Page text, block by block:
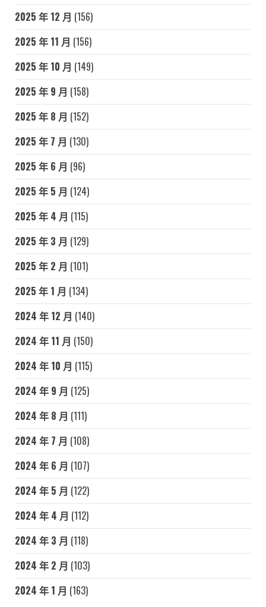
2025 年 12 月 (156)
2025 年 11 月 (156)
2025 年 10 月 (149)
2025 年 9 月 (158)
2025 年 8 月 (152)
2025 年 7 月 (130)
2025 年 6 月 (96)
2025 年 5 月 (124)
2025 年 4 月 (115)
2025 年 3 月 (129)
2025 年 2 月 (101)
2025 年 1 月 (134)
2024 年 12 月 (140)
2024 年 11 月 (150)
2024 年 10 月 (115)
2024 年 9 月 (125)
2024 年 8 月 (111)
2024 年 7 月 (108)
2024 年 6 月 (107)
2024 年 5 月 (122)
2024 年 4 月 (112)
2024 年 3 月 (118)
2024 年 2 月 (103)
2024 年 1 月 (163)